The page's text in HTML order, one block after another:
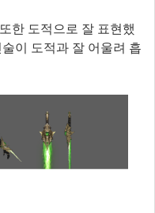
한 도적으로 잘 표현했
이 도적과 잘 어울려 흡